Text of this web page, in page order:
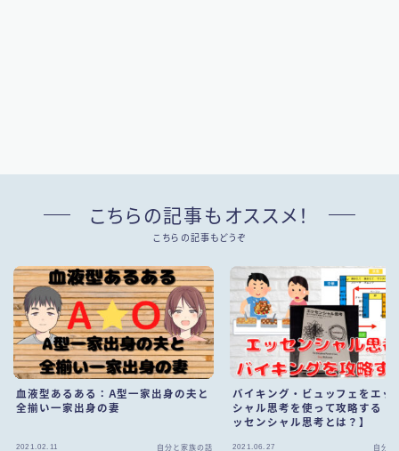
Follow Me
こちらの記事もオススメ！
こちらの記事もどうぞ
血液型あるある：A型一家出身の夫と
全揃い一家出身の妻
2021.02.11 自分と家族の話
バイキング・ビュッフェをエッ
シャル思考を使って攻略する！
ッセンシャル思考とは？】
2021.06.27 自分